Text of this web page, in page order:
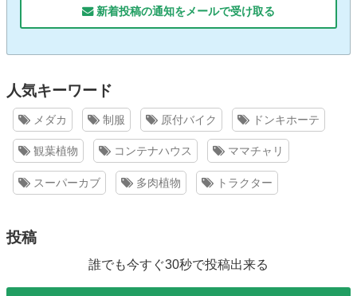
新着投稿の通知をメールで受け取る
人気キーワード
メダカ 制服 原付バイク ドンキホーテ
観葉植物 コンテナハウス ママチャリ
スーパーカブ 多肉植物 トラクター
投稿
誰でも今すぐ30秒で投稿出来る